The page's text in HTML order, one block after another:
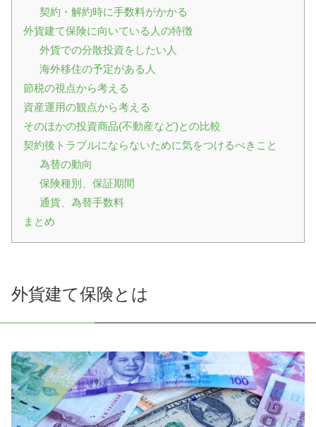
契約・解約時に手数料がかかる
外貨建て保険に向いている人の特徴
外貨での分散投資をしたい人
海外移住の予定がある人
節税の視点から考える
資産運用の観点から考える
そのほかの投資商品(不動産など)との比較
契約後トラブルにならないために気をつけるべきこと
為替の動向
保険種別、保証期間
通貨、為替手数料
まとめ
外貨建て保険とは